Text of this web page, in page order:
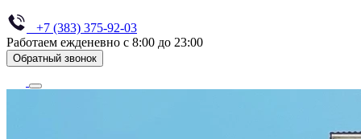
+7 (383) 375-92-03
Работаем ежденевно с 8:00 до 23:00
Обратный звонок